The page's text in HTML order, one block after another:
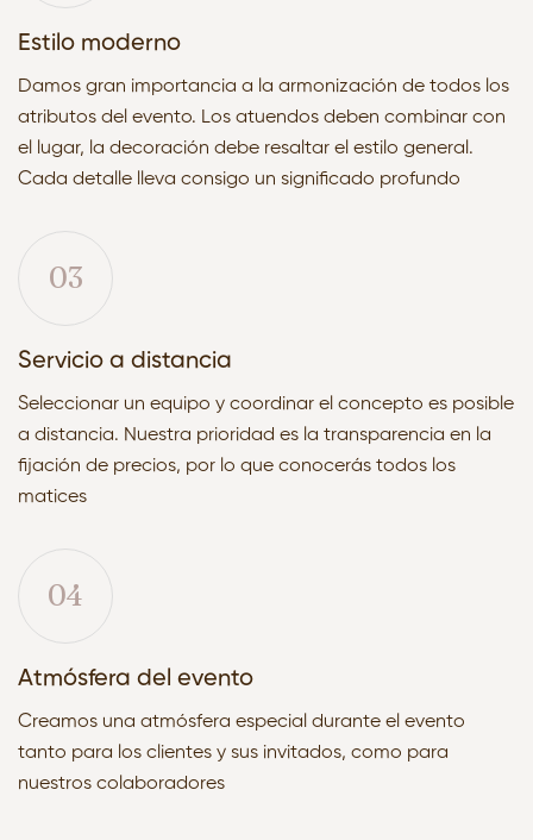
Estilo moderno
Damos gran importancia a la armonización de todos los
atributos del evento. Los atuendos deben combinar con
el lugar, la decoración debe resaltar el estilo general.
Cada detalle lleva consigo un significado profundo
03
Servicio a distancia
Seleccionar un equipo y coordinar el concepto es posible
a distancia. Nuestra prioridad es la transparencia en la
fijación de precios, por lo que conocerás todos los
matices
04
Atmósfera del evento
Creamos una atmósfera especial durante el evento
tanto para los clientes y sus invitados, como para
nuestros colaboradores